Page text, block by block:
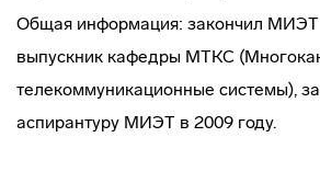
Общая информация: закончил МИЭТ
выпускник кафедры МТКС
телекоммуникационные системы),
аспирантуру МИЭТ в 2009 году.